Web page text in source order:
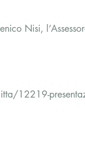
Nisi,
12219-